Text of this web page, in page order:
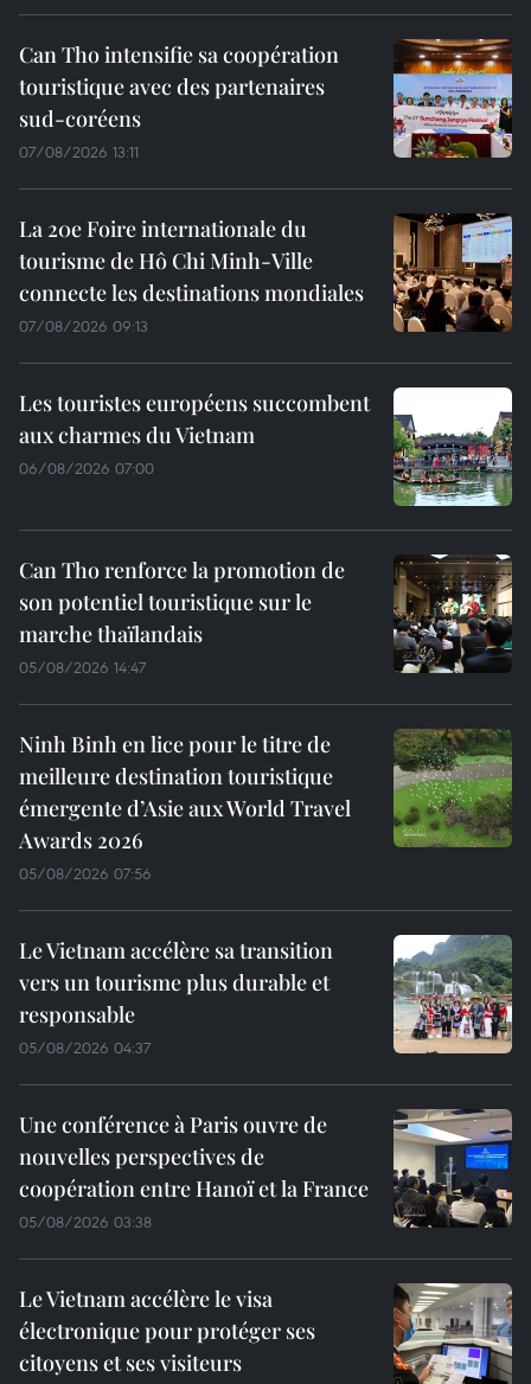
Can Tho intensifie sa coopération
touristique avec des partenaires
sud-coréens
07/08/2026 13:11
La 20e Foire internationale du
tourisme de Hô Chi Minh-Ville
connecte les destinations mondiales
07/08/2026 09:13
Les touristes européens succombent
aux charmes du Vietnam
06/08/2026 07:00
Can Tho renforce la promotion de
son potentiel touristique sur le
marche thaïlandais
05/08/2026 14:47
Ninh Binh en lice pour le titre de
meilleure destination touristique
émergente d’Asie aux World Travel
Awards 2026
05/08/2026 07:56
Le Vietnam accélère sa transition
vers un tourisme plus durable et
responsable
05/08/2026 04:37
Une conférence à Paris ouvre de
nouvelles perspectives de
coopération entre Hanoï et la France
05/08/2026 03:38
Le Vietnam accélère le visa
électronique pour protéger ses
citoyens et ses visiteurs